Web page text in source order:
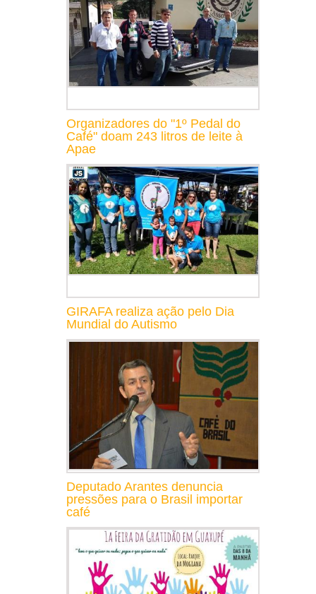
Organizadores do "1º Pedal do
Café" doam 243 litros de leite à
Apae
GIRAFA realiza ação pelo Dia
Mundial do Autismo
Deputado Arantes denuncia
pressões para o Brasil importar
café